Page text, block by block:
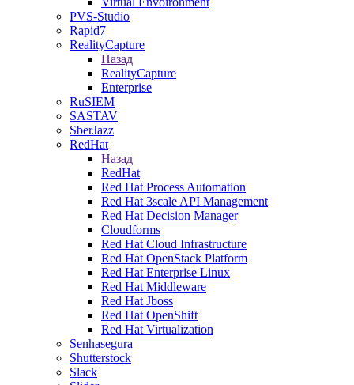
PVS-Studio
Rapid7
RealityCapture
Назад
RealityCapture
Enterprise
RuSIEM
SASTAV
SberJazz
RedHat
Назад
RedHat
Red Hat Process Automation
Red Hat 3scale API Management
Red Hat Decision Manager
Cloudforms
Red Hat Cloud Infrastructure
Red Hat OpenStack Platform
Red Hat Enterprise Linux
Red Hat Middleware
Red Hat Jboss
Red Hat OpenShift
Red Hat Virtualization
Senhasegura
Shutterstock
Slack